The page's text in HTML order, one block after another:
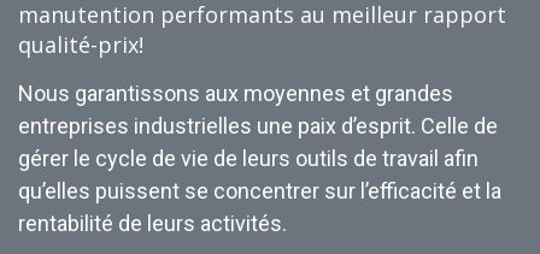
Système électrique:
transistorisé
Affichage des codes intégré
Compteur d'heures
Indicateur de décharge de la
batterie
Coupe circuit de la levée en
bas voltage (Cut-Out):
????????
Moteur de traction: AC DC
????????
manutention performants au meilleur rapport
qualité-prix!
Nous garantissons aux moyennes et grandes
entreprises industrielles une paix d’esprit. Celle de
gérer le cycle de vie de leurs outils de travail afin
qu’elles puissent se concentrer sur l’efficacité et la
rentabilité de leurs activités.